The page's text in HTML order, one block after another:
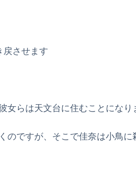
戻させます
女らは天文台に住むことになり
ですが、そこで佳奈は小鳥